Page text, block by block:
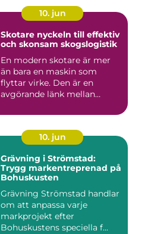
10. jun
Skotare nyckeln till effektiv
och skonsam skogslogistik
En modern skotare är mer
än bara en maskin som
flyttar virke. Den är en
avgörande länk mellan
10. jun
Grävning i Strömstad:
Trygg markentreprenad på
Bohuskusten
Grävning Strömstad handlar
om att anpassa varje
markprojekt efter
Bohuskustens speciella f...